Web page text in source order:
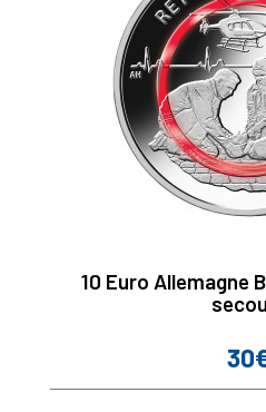
10 Euro Allemagne
Prix